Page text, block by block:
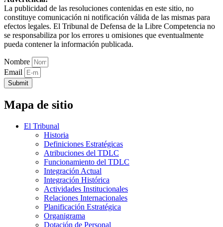
La publicidad de las resoluciones contenidas en este sitio, no
constituye comunicación ni notificación válida de las mismas para
efectos legales. El Tribunal de Defensa de la Libre Competencia no
se responsabiliza por los errores u omisiones que eventualmente
pueda contener la información publicada.
Nombre
Email
Submit
Mapa de sitio
El Tribunal
Historia
Definiciones Estratégicas
Atribuciones del TDLC
Funcionamiento del TDLC
Integración Actual
Integración Histórica
Actividades Institucionales
Relaciones Internacionales
Planificación Estratégica
Organigrama
Dotación de Personal